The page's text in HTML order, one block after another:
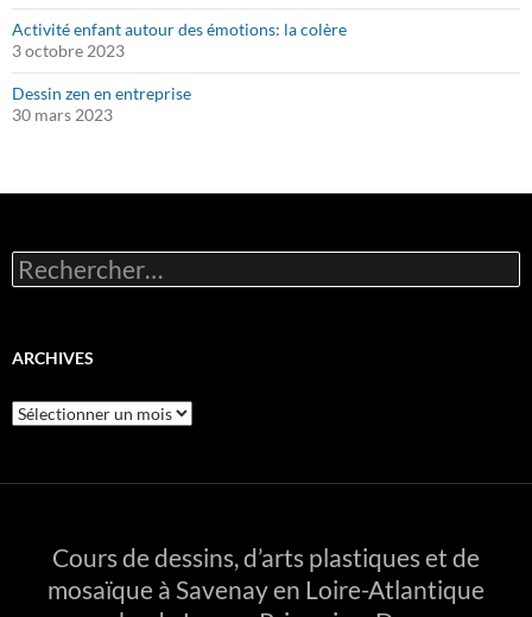
Activité enfant autour des émotions: la colère
3 octobre 2023
Dessin zen en entreprise
30 mars 2023
Rechercher :
ARCHIVES
Archives
Cours de dessins, d’arts plastiques et de
mosaïque à Savenay en Loire-Atlantique